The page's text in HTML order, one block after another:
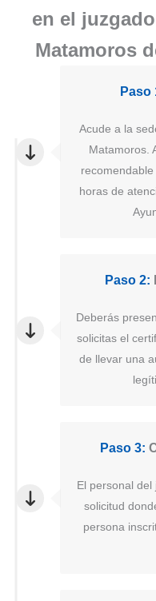
en el
Matamoros
Paso
Acude a la
Matamoros.
horas de
Paso 2:
Deberás
solicitas el
de llevar una
Paso 3:
El personal
solicitud
persona